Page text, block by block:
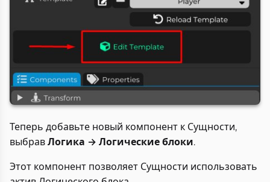
Теперь добавьте новый компонент к Сущности,
выбрав Логика → Логические блоки.
Этот компонент позволяет Сущности использовать